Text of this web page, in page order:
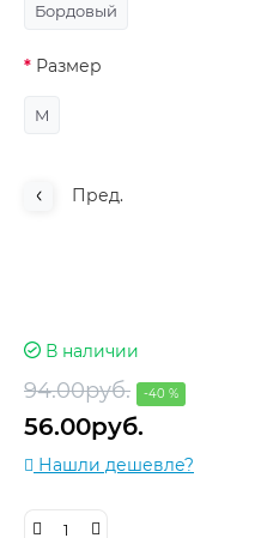
Бордовый
Размер
M
Пред.
В наличии
94.00руб. -40 %
56.00руб.
Нашли дешевле?